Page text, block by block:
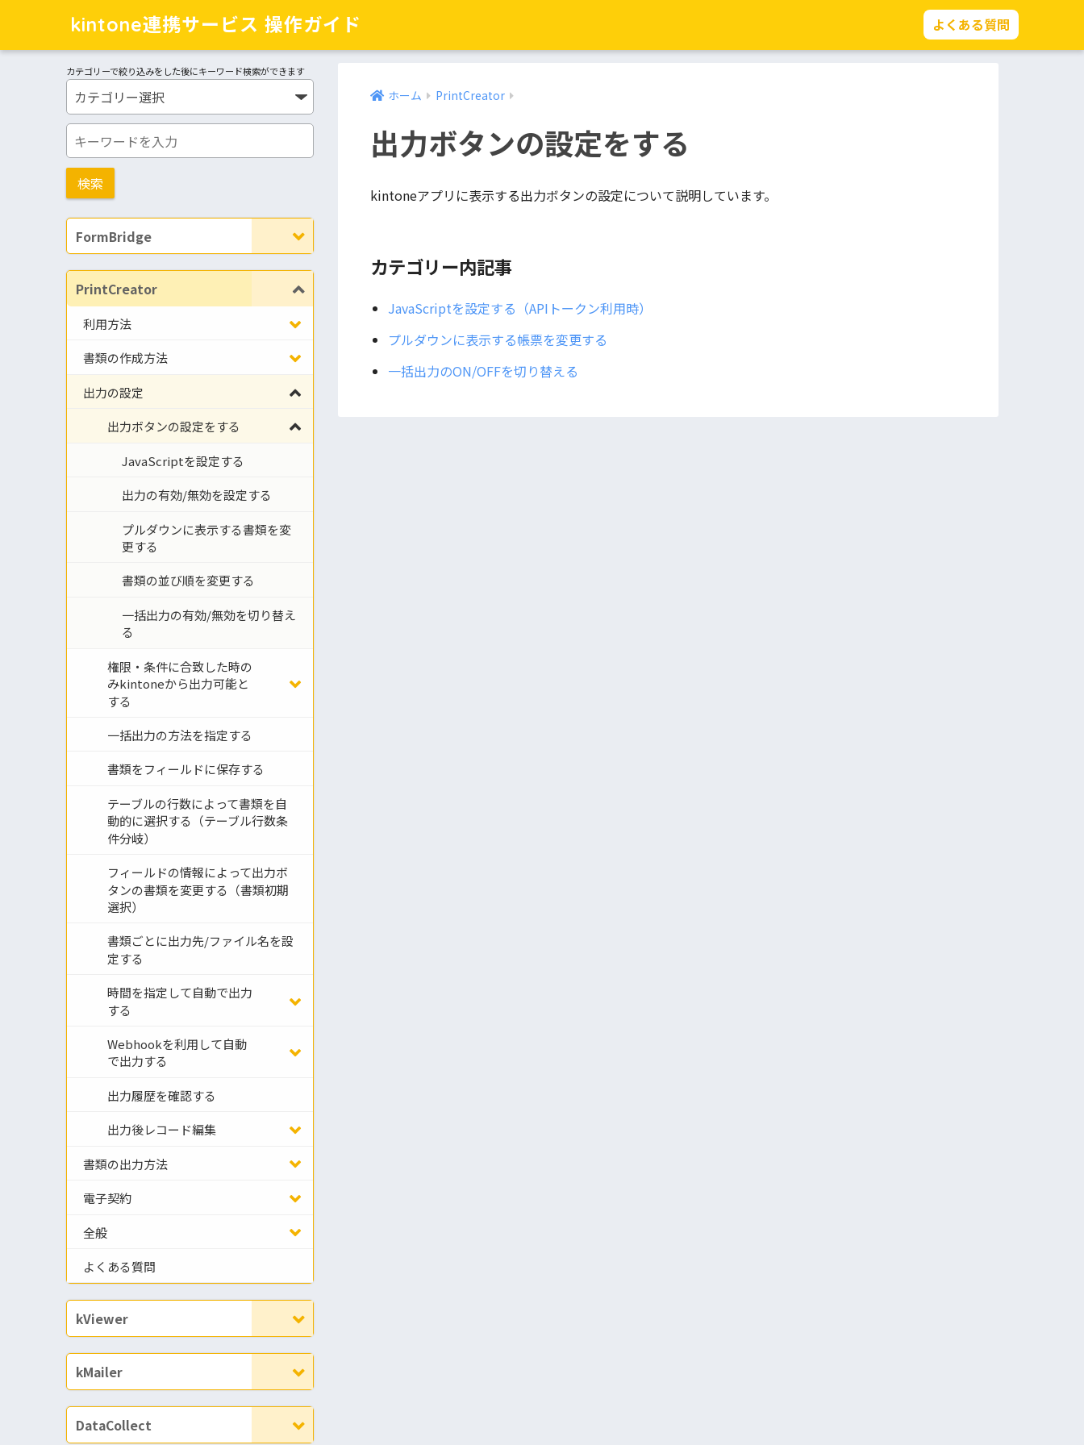
kintone連携サービス 操作ガイド よくある質問
カテゴリーで絞り込みをした後にキーワード検索ができます
FormBridge
PrintCreator
利用方法
書類の作成方法
出力の設定
出力ボタンの設定をする
JavaScriptを設定する
出力の有効/無効を設定する
プルダウンに表示する書類を変
更する
書類の並び順を変更する
一括出力の有効/無効を切り替え
る
権限・条件に合致した時の
みkintoneから出力可能と
する
一括出力の方法を指定する
書類をフィールドに保存する
テーブルの行数によって書類を自
動的に選択する（テーブル行数条
件分岐）
フィールドの情報によって出力ボ
タンの書類を変更する（書類初期
選択）
書類ごとに出力先/ファイル名を設
定する
時間を指定して自動で出力
する
Webhookを利用して自動
で出力する
出力履歴を確認する
出力後レコード編集
書類の出力方法
電子契約
全般
よくある質問
kViewer
kMailer
DataCollect
ホーム PrintCreator
出力ボタンの設定をする
kintoneアプリに表示する出力ボタンの設定について説明しています。
カテゴリー内記事
JavaScriptを設定する（APIトークン利用時）
プルダウンに表示する帳票を変更する
一括出力のON/OFFを切り替える